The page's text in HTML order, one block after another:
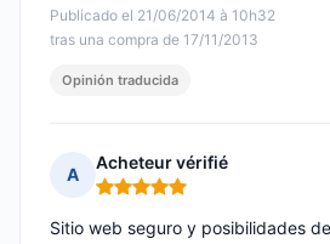
Publicado el 21/06/2014 à 10h32
tras una compra de 17/11/2013
Opinión traducida
A
Acheteur vérifié
Nota: 5 de 5
Sitio web seguro y posibilidades